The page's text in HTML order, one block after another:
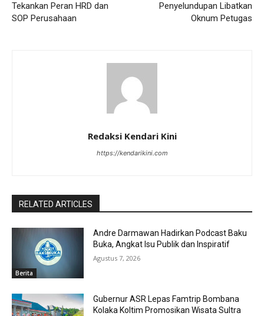
Tekankan Peran HRD dan
SOP Perusahaan
Penyelundupan Libatkan
Oknum Petugas
Redaksi Kendari Kini
https://kendarikini.com
RELATED ARTICLES
Berita
Andre Darmawan Hadirkan Podcast Baku
Buka, Angkat Isu Publik dan Inspiratif
Agustus 7, 2026
Gubernur ASR Lepas Famtrip Bombana
Kolaka Koltim Promosikan Wisata Sultra